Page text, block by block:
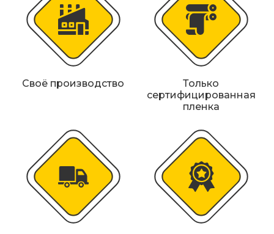
Знаки безопасности
Знаки магистральных газопроводов
Дорожное оборудование
Железнодорожные путевые знаки
Своё производство
Только
сертифицированная
пленка